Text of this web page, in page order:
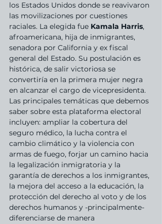
los Estados Unidos donde se reavivaron
las movilizaciones por cuestiones
raciales. La elegida fue Kamala Harris,
afroamericana, hija de inmigrantes,
senadora por California y ex fiscal
general del Estado. Su postulación es
histórica, de salir victoriosa se
convertiría en la primera mujer negra
en alcanzar el cargo de vicepresidenta.
Las principales temáticas que debemos
saber sobre esta plataforma electoral
incluyen: ampliar la cobertura del
seguro médico, la lucha contra el
cambio climático y la violencia con
armas de fuego, forjar un camino hacia
la legalización inmigratoria y la
garantía de derechos a los inmigrantes,
la mejora del acceso a la educación, la
protección del derecho al voto y de los
derechos humanos y -principalmente-
diferenciarse de manera